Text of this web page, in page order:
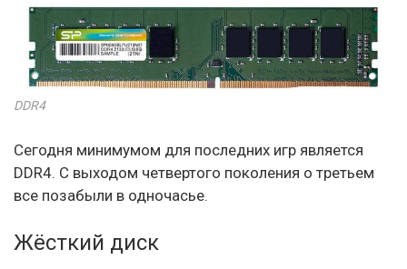
DDR4
Сегодня минимумом для последних игр является
DDR4. С выходом четвертого поколения о третьем
все позабыли в одночасье.
Жёсткий диск